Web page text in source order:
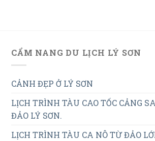
CẨM NANG DU LỊCH LÝ SƠN
CẢNH ĐẸP Ở LÝ SƠN
LỊCH TRÌNH TÀU CAO TỐC CẢNG
ĐẢO LÝ SƠN.
LỊCH TRÌNH TÀU CA NÔ TỪ ĐẢO